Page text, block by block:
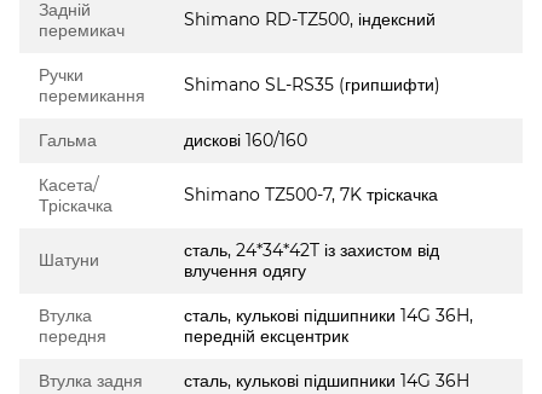
Задній
перемикач
Shimano RD-TZ500, індексний
Ручки
перемикання
Shimano SL-RS35 (грипшифти)
Гальма дискові 160/160
Касета/
Тріскачка
Shimano TZ500-7, 7K тріскачка
Шатуни
сталь, 24*34*42T із захистом від
влучення одягу
Втулка
передня
сталь, кулькові підшипники 14G 36H,
передній ексцентрик
Втулка задня сталь, кулькові підшипники 14G 36H